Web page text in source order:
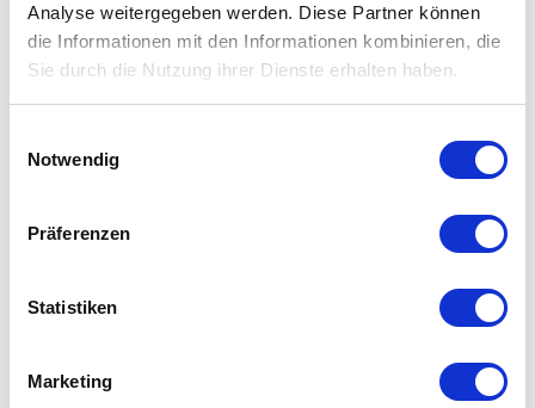
Analyse weitergegeben werden. Diese Partner können
die Informationen mit den Informationen kombinieren, die
Sie durch die Nutzung ihrer Dienste erhalten haben.
Notwendig
Präferenzen
Statistiken
Marketing
System zwischendurch mit Probiotika reinigen.
Filterklassen und
Lesen Sie hier alles über
Gebrauchsanleitung DANTHERM
HCV460
des DANTHERM
Gebrauchsanleitung Ihres DANTHERM HCV460